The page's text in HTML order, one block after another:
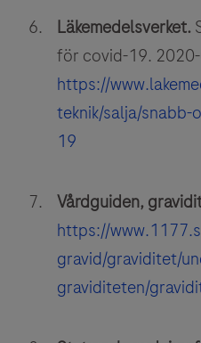
Läkemedelsverket.
för covid-19.
https://
teknik/salja/
19
Vårdguiden,
https://
gravid/graviditet/
graviditeten/